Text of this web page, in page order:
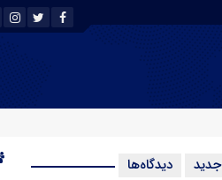
جدید دیدگاه‌ها